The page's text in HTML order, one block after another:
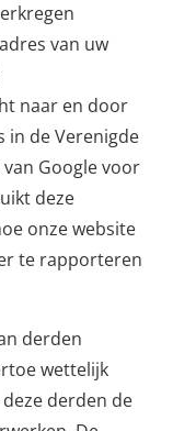
van uw
naar en door
in de Verenigde
Google voor
deze
onze website
te rapporteren
derden
wettelijk
derden de